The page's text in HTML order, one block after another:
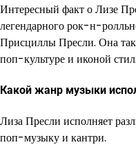
Интересный факт о Лизе
легендарного рок-н-
Присциллы Пресли. Она
поп-культуре и иконой
Какой жанр музыки
Лиза Пресли исполняет
поп-музыку и кантри.